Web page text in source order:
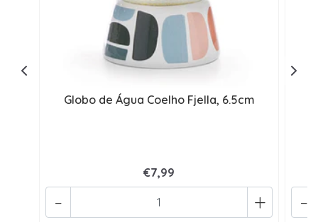
Globo de Água Coelho Fjella, 6.5cm
€7,99
+
- -